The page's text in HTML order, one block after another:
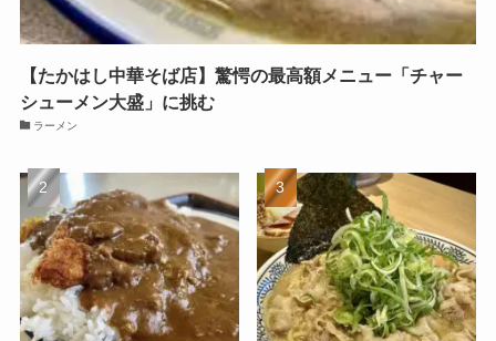
【たかはし中華そば店】驚愕の最高額メニュー「チャー
シューメン大盛」に挑む
ラーメン